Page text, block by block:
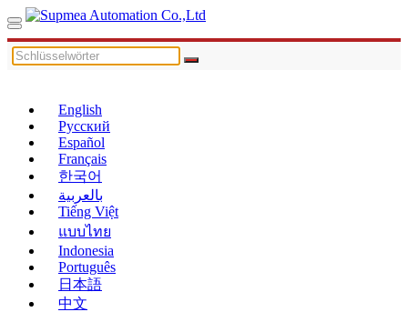
English
Русский
Español
Français
한국어
بالعربية
Tiếng Việt
แบบไทย
Indonesia
Português
日本語
中文